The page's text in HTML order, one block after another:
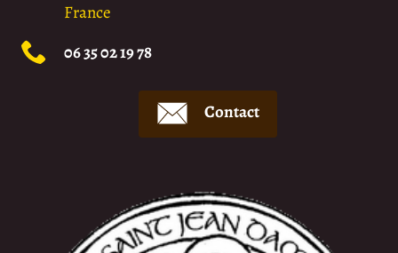
France
06 35 02 19 78
Contact